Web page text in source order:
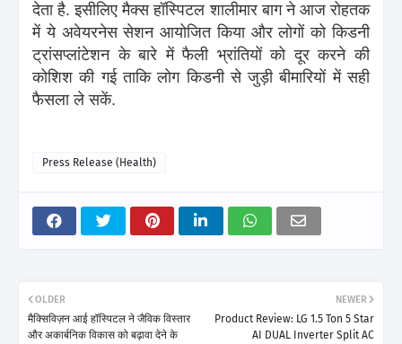
देता है. इसीलिए मैक्स हॉस्पिटल शालीमार बाग ने आज रोहतक
में ये अवेयरनेस सेशन आयोजित किया और लोगों को किडनी
ट्रांसप्लांटेशन के बारे में फैली भ्रांतियों को दूर करने की
कोशिश की गई ताकि लोग किडनी से जुड़ी बीमारियों में सही
फैसला ले सकें.
Press Release (Health)
NEWER
Product Review: LG 1.5 Ton 5 Star
AI DUAL Inverter Split AC
OLDER
मैक्सिविज़न आई हॉस्पिटल ने जैविक विस्तार
और अकार्बनिक विकास को बढ़ावा देने के